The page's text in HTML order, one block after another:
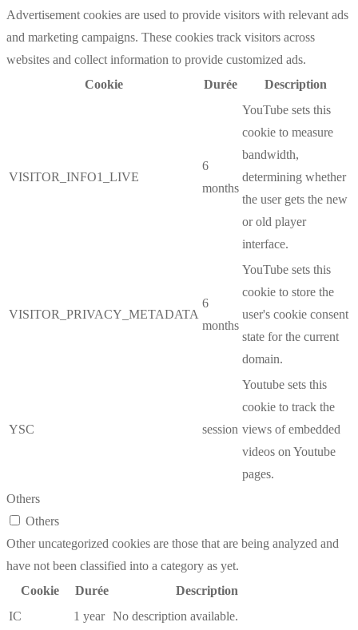
Advertisement cookies are used to provide visitors with relevant ads
and marketing campaigns. These cookies track visitors across
websites and collect information to provide customized ads.
Cookie
Durée Description
VISITOR_INFO1_LIVE
6
months
YouTube sets this
cookie to measure
bandwidth,
determining whether
the user gets the new
or old player
interface.
VISITOR_PRIVACY_METADATA
6
months
YouTube sets this
cookie to store the
user's cookie consent
state for the current
domain.
YSC session
Youtube sets this
cookie to track the
views of embedded
videos on Youtube
pages.
Others
Others
Other uncategorized cookies are those that are being analyzed and
have not been classified into a category as yet.
Cookie
Durée
Description
IC
1 year No description available.